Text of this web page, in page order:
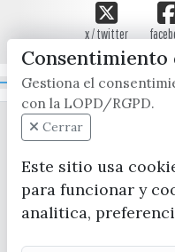
x / twitter
Consentimiento
Gestiona el
con la LOPD/RGPD.
Cerrar
Este sitio usa
para funcionar y
analitica,